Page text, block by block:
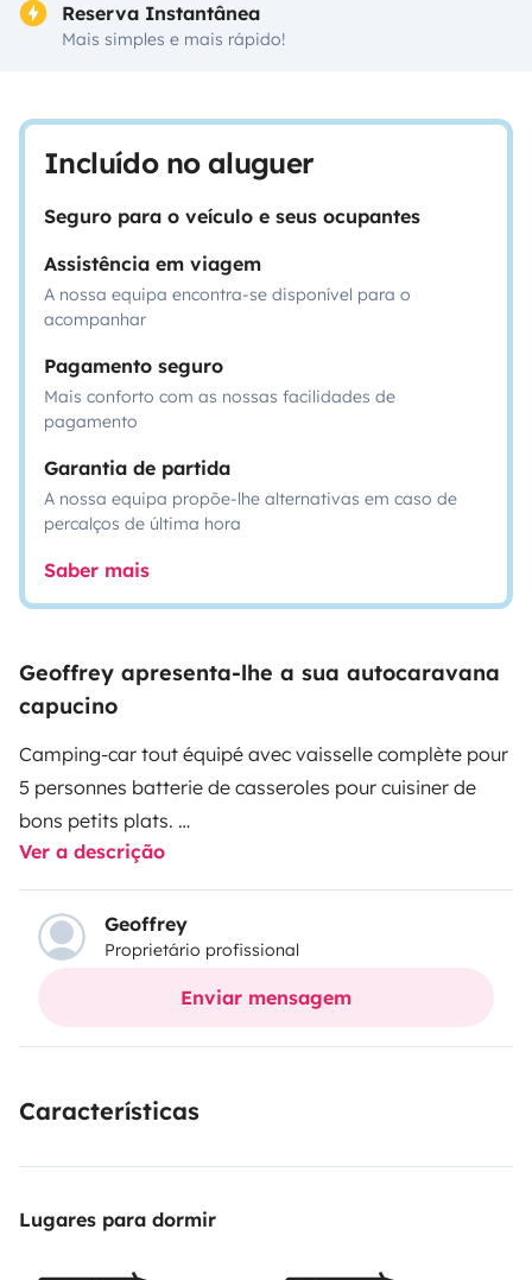
Reserva Instantânea
Mais simples e mais rápido!
Incluído no aluguer
Seguro para o veículo e seus ocupantes
Assistência em viagem
A nossa equipa encontra-se disponível para o
acompanhar
Pagamento seguro
Mais conforto com as nossas facilidades de
pagamento
Garantia de partida
A nossa equipa propõe-lhe alternativas em caso de
percalços de última hora
Saber mais
Geoffrey apresenta-lhe a sua autocaravana
capucino
Camping-car tout équipé avec vaisselle complète pour
5 personnes batterie de casseroles pour cuisiner de
bons petits plats.
Équipé d’un store extérieur avec table et chaises
extérieures pour 5 personnes.
Très grand garage pour mettre une moto ou des vélos
électriques. Les dimensions sont sur une de nos photos
n’hésitez pas à les consulter ou nous contacter pour
Ver a descrição
Geoffrey
Proprietário profissional
Enviar mensagem
Características
Lugares para dormir